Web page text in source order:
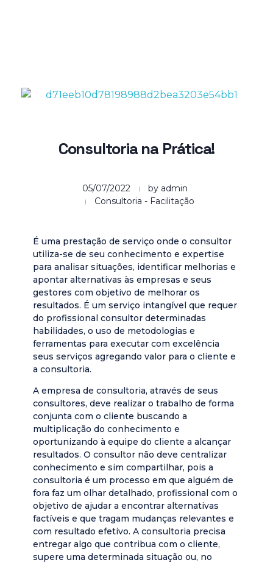
Consultoria na Prática!
05/07/2022 by admin
Consultoria - Facilitação
É uma prestação de serviço onde o consultor
utiliza-se de seu conhecimento e expertise
para analisar situações, identificar melhorias e
apontar alternativas às empresas e seus
gestores com objetivo de melhorar os
resultados. É um serviço intangível que requer
do profissional consultor determinadas
habilidades, o uso de metodologias e
ferramentas para executar com excelência
seus serviços agregando valor para o cliente e
a consultoria.
A empresa de consultoria, através de seus
consultores, deve realizar o trabalho de forma
conjunta com o cliente buscando a
multiplicação do conhecimento e
oportunizando à equipe do cliente a alcançar
resultados. O consultor não deve centralizar
conhecimento e sim compartilhar, pois a
consultoria é um processo em que alguém de
fora faz um olhar detalhado, profissional com o
objetivo de ajudar a encontrar alternativas
factíveis e que tragam mudanças relevantes e
com resultado efetivo. A consultoria precisa
entregar algo que contribua com o cliente,
supere uma determinada situação ou, no